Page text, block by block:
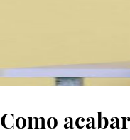
© pexels
Como